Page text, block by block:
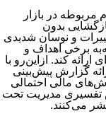
در بازار
بدون
و نوسان شدیدی
برخی اهداف و
کند. ازاین‌رو با
گزارش پیش‌بینی
بهمن ۱۳۹۶ به بعد گزارش‌های مالی احتمالی
تفسیری مدیریت تحت
می‌کنند.